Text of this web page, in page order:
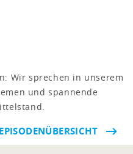
Wir sprechen in unserem
und spannende